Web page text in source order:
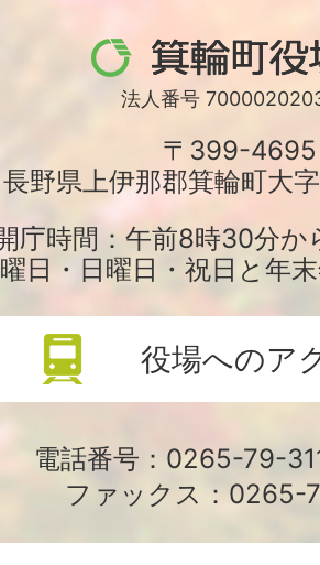
箕
輪
役
場
法人番号
〒399-4695
長野県上伊那郡箕輪町大
庁時間：午前8時30分か
曜日・日曜日・祝日と年
役場へのア
電話番号：0265-79-
ファックス：0265-